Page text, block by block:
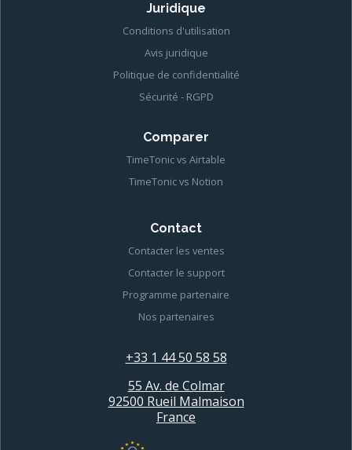
Juridique
Conditions d'utilisation
Avis juridique
Politique de confidentialité
Sécurité - RGPD
Comparer
TimeTonic vs Airtable
TimeTonic vs Notion
Contact
Contacter les ventes
Contacter le support
Programme partenaire
Nos partenaires
+33 1 44 50 58 58
55 Av. de Colmar
92500 Rueil Malmaison
France